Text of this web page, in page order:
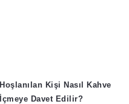
Hoşlanılan Kişi Nasıl Kahve
İçmeye Davet Edilir?